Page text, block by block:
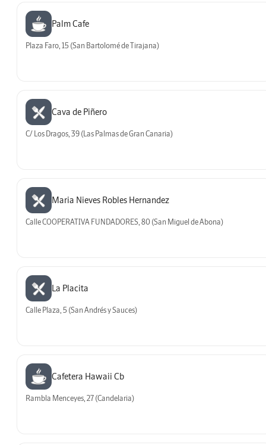
Palm Cafe
Plaza Faro, 15 (San Bartolomé de Tirajana)
Cava de Piñero
C/ Los Dragos, 39 (Las Palmas de Gran Canaria)
Maria Nieves Robles Hernandez
Calle COOPERATIVA FUNDADORES, 80 (San Miguel de Abona)
La Placita
Calle Plaza, 5 (San Andrés y Sauces)
Cafetera Hawaii Cb
Rambla Menceyes, 27 (Candelaria)